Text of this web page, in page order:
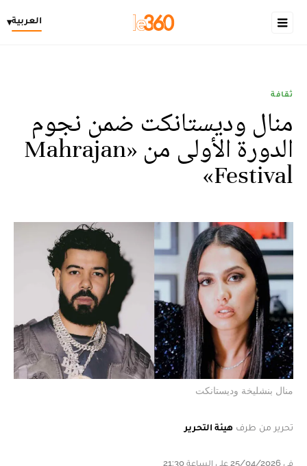
العربية▾
ثقافة
منال وديستانكت ضمن نجوم
الدورة الأولى من «Mahrajan
Festival»
منال بنشليخة وديستانكت
تحرير من طرف هيئة التحرير
في 25/04/2026 على الساعة 21:30